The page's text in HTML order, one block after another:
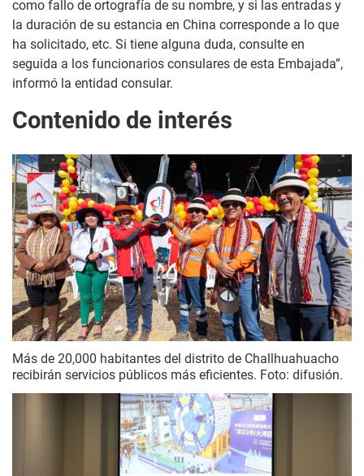
como fallo de ortografía de su nombre, y si las entradas y
la duración de su estancia en China corresponde a lo que
ha solicitado, etc. Si tiene alguna duda, consulte en
seguida a los funcionarios consulares de esta Embajada”,
informó la entidad consular.
Contenido de interés
Más de 20,000 habitantes del distrito de Challhuahuacho
recibirán servicios públicos más eficientes. Foto: difusión.